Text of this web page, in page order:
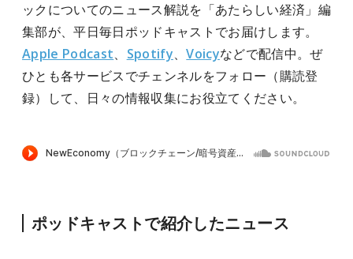
ックについてのニュース解説を「あたらしい経済」編
集部が、平日毎日ポッドキャストでお届けします。
Apple Podcast、 Spotify、Voicyなどで配信中。ぜ
ひとも各サービスでチェンネルをフォロー（購読登
録）して、日々の情報収集にお役立てください。
ポッドキャストで紹介したニュース